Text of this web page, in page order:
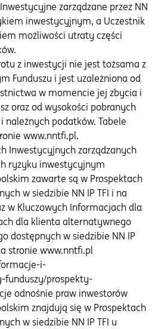
zarządzane przez NN
inwestycyjnym, a Uczestnik
możliwości utraty części
z inwestycji nie jest tożsama z
Funduszu i jest uzależniona od
w momencie jej zbycia i
oraz od wysokości pobranych
należnych podatków. Tabele
www.nntfi.pl.
Inwestycyjnych zarządzanych
ryzyku inwestycyjnym
zawarte są w Prospektach
w siedzibie NN IP TFI i na
w Kluczowych Informacjach dla
dla klienta alternatywnego
dostępnych w siedzibie NN IP
stronie www.nntfi.pl
i-
prospekty-
odnośnie praw inwestorów
znajdują się w Prospektach
w siedzibie NN IP TFI u